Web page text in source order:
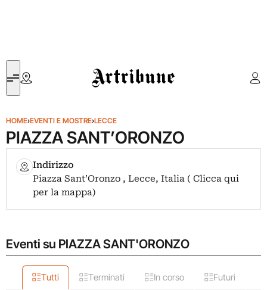
Artribune
HOME›EVENTI E MOSTRE›LECCE
PIAZZA SANT’ORONZO
Indirizzo
Piazza Sant’Oronzo , Lecce, Italia ( Clicca qui
per la mappa)
Eventi su PIAZZA SANT'ORONZO
Tutti Terminati In corso Futuri